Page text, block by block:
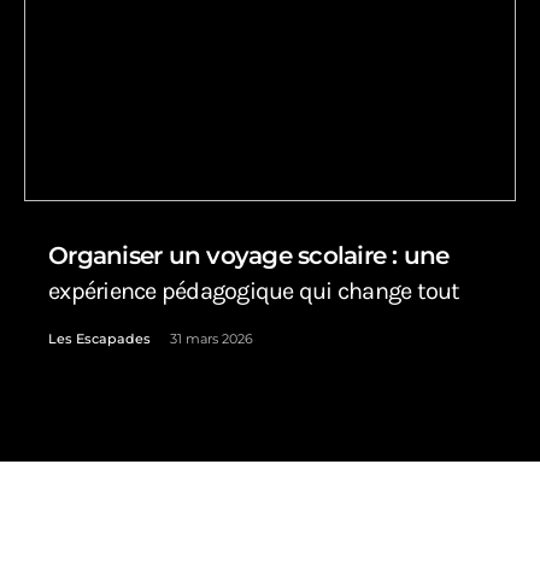
Organiser un voyage scolaire : une
expérience pédagogique qui change tout
Les Escapades 31 mars 2026